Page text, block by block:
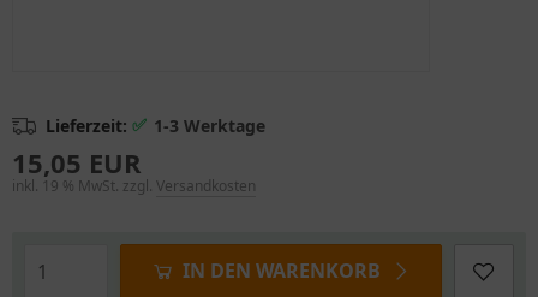
Lieferzeit: ✅ 1-3 Werktage
15,05 EUR
inkl. 19 % MwSt. zzgl. Versandkosten
IN DEN WARENKORB